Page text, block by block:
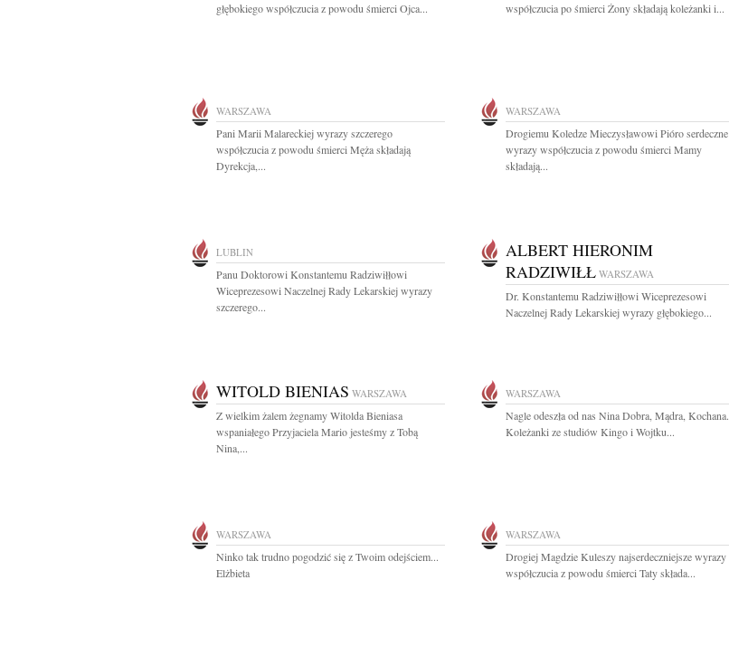
głębokiego współczucia z powodu śmierci Ojca...
współczucia po śmierci Żony składają koleżanki i...
WARSZAWA
Pani Marii Malareckiej wyrazy szczerego
współczucia z powodu śmierci Męża składają
Dyrekcja,...
WARSZAWA
Drogiemu Koledze Mieczysławowi Pióro serdeczne
wyrazy współczucia z powodu śmierci Mamy
składają...
LUBLIN
Panu Doktorowi Konstantemu Radziwiłłowi
Wiceprezesowi Naczelnej Rady Lekarskiej wyrazy
szczerego...
ALBERT HIERONIM
RADZIWIŁŁ WARSZAWA
Dr. Konstantemu Radziwiłłowi Wiceprezesowi
Naczelnej Rady Lekarskiej wyrazy głębokiego...
WITOLD BIENIAS WARSZAWA
Z wielkim żalem żegnamy Witolda Bieniasa
wspaniałego Przyjaciela Mario jesteśmy z Tobą
Nina,...
WARSZAWA
Nagle odeszła od nas Nina Dobra, Mądra, Kochana.
Koleżanki ze studiów Kingo i Wojtku...
WARSZAWA
Ninko tak trudno pogodzić się z Twoim odejściem...
Elżbieta
WARSZAWA
Drogiej Magdzie Kuleszy najserdeczniejsze wyrazy
współczucia z powodu śmierci Taty składa...